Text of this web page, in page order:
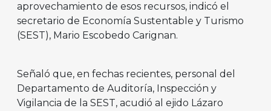
aprovechamiento de esos recursos, indicó el
secretario de Economía Sustentable y Turismo
(SEST), Mario Escobedo Carignan.
Señaló que, en fechas recientes, personal del
Departamento de Auditoría, Inspección y
Vigilancia de la SEST, acudió al ejido Lázaro